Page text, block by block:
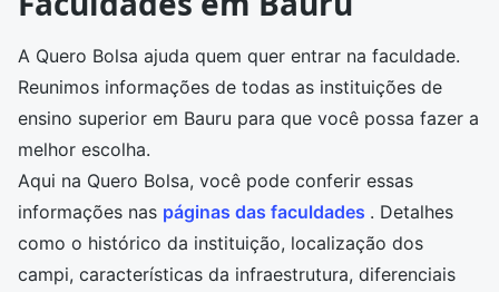
A Quero Bolsa ajuda quem quer entrar na faculdade.
Reunimos informações de todas as instituições de
ensino superior em Bauru para que você possa fazer a
melhor escolha.
Aqui na Quero Bolsa, você pode conferir essas
informações nas páginas das faculdades . Detalhes
como o histórico da instituição, localização dos
campi, características da infraestrutura, diferenciais